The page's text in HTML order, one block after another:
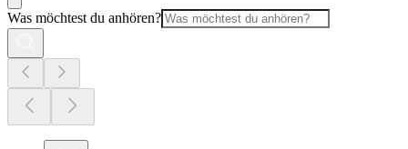
Was möchtest du anhören?